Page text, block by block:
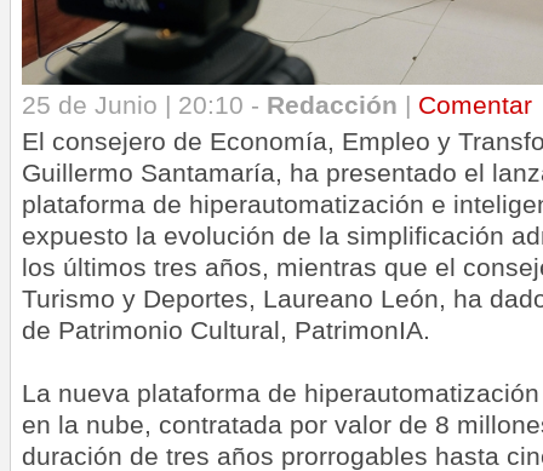
25 de Junio | 20:10 - Redacción | Comentar
El consejero de Economía, Empleo y
Guillermo Santamaría, ha presentado el
plataforma de hiperautomatización e
expuesto la evolución de la simplificación
los últimos tres años, mientras que el
Turismo y Deportes, Laureano León, ha
de Patrimonio Cultural, PatrimonIA.
La nueva plataforma de
en la nube, contratada por valor de 8
duración de tres años prorrogables hasta